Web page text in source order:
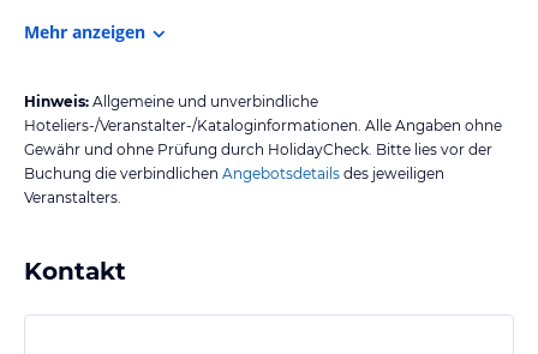
Mehr anzeigen
Hinweis: Allgemeine und unverbindliche
Hoteliers-/Veranstalter-/Kataloginformationen. Alle Angaben ohne
Gewähr und ohne Prüfung durch HolidayCheck. Bitte lies vor der
Buchung die verbindlichen Angebotsdetails des jeweiligen
Veranstalters.
Kontakt